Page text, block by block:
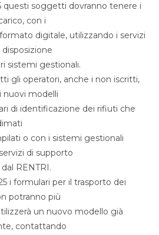
questi soggetti dovranno tenere i
con i
digitale, utilizzando i servizi
sistemi gestionali.
gli operatori, anche i non iscritti,
nuovi modelli
di identificazione dei rifiuti che
o con i sistemi gestionali
di supporto
RENTRI.
i formulari per il trasporto dei
potranno più
un nuovo modello già
contattando